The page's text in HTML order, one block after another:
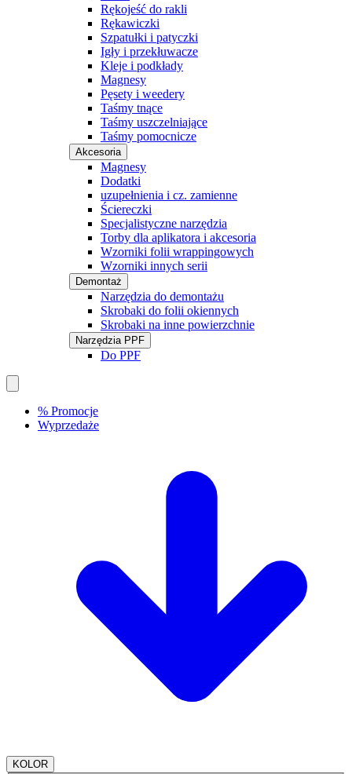
Rękojeść do rakli
Rękawiczki
Szpatułki i patyczki
Igły i przekłuwacze
Kleje i podkłady
Magnesy
Pęsety i weedery
Taśmy tnące
Taśmy uszczelniające
Taśmy pomocnicze
Akcesoria
Magnesy
Dodatki
uzupełnienia i cz. zamienne
Ściereczki
Specjalistyczne narzędzia
Torby dla aplikatora i akcesoria
Wzorniki folii wrappingowych
Wzorniki innych serii
Demontaż
Narzędzia do demontażu
Skrobaki do folii okiennych
Skrobaki na inne powierzchnie
Narzędzia PPF
Do PPF
% Promocje
Wyprzedaże
KOLOR